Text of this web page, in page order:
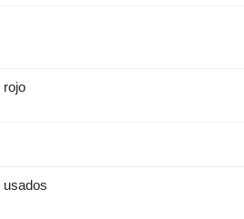
rojo
usados